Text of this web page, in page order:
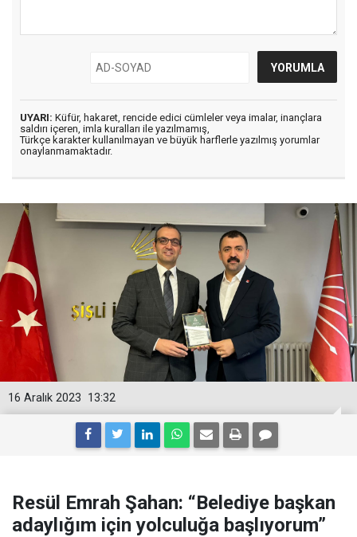
UYARI: Küfür, hakaret, rencide edici cümleler veya imalar, inançlara
saldırı içeren, imla kuralları ile yazılmamış,
Türkçe karakter kullanılmayan ve büyük harflerle yazılmış yorumlar
onaylanmamaktadır.
13:32
16 Aralık 2023
Resül Emrah Şahan: “Belediye başkan
adaylığım için yolculuğa başlıyorum”